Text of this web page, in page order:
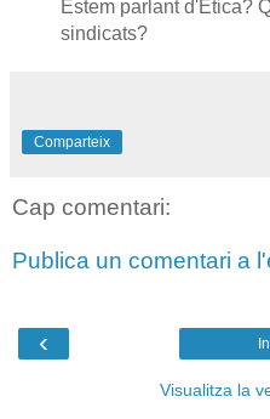
Estem parlant d'Ètica?
sindicats?
Comparteix
Cap comentari:
Publica un comentari a
‹
Visualitza la